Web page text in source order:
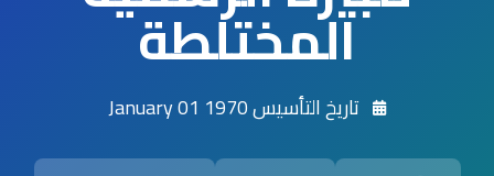
المختلطة
تاريخ التأسيس 1970 January 01